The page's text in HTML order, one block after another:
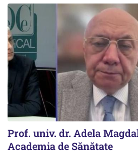
Prof. univ. dr. Adela
Academia de Sănătate